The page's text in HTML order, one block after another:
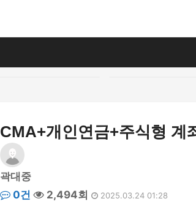
CMA+개인연금+주식형 계
곽대중
0건
2,494회 2025.03.24 01:28